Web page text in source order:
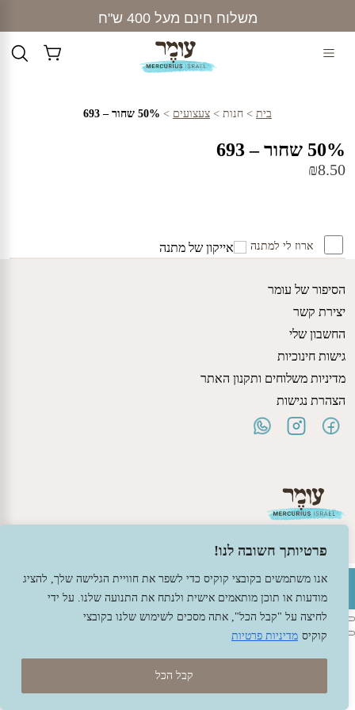
פתח סרגל נגישות
פרטיותך חשובה לנו!
אנו משתמשים בקובצי קוקיס כדי לשפר את חוויית הגלישה שלך, להציג
מודעות או תוכן מותאמים אישית ולנתח את התנועה שלנו. על ידי
לחיצה על "קבל הכל", אתה מסכים לשימוש שלנו בקובצי
קוקיס מדיניות פרטיות
קבל הכל
content
משלוח חינם מעל 400 ש"ח
בית > חנות > צעצועים > 50% שחור – 693
50% שחור – 693
₪8.50
ארוז לי למתנה
הסיפור של עומר
יצירת קשר
החשבון שלי
גישות חינוכיות
מדיניות משלוחים ותקנון האתר
הצהרת נגישות
עיצוב -גל פלג , בניה -שמרת דיגיטל - מומחה מחשוב ואינטרנט